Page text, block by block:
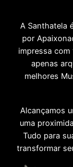
A Santhatela
por
impressa
apenas
melhores
Alcançamos
uma
Tudo para
transformar